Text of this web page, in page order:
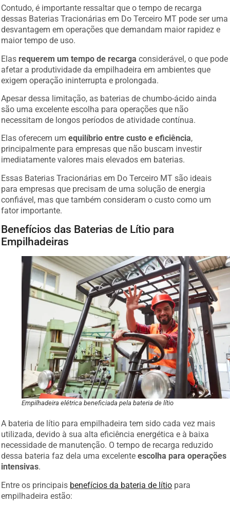
Contudo, é importante ressaltar que o tempo de recarga
dessas Baterias Tracionárias em Do Terceiro MT pode ser uma
desvantagem em operações que demandam maior rapidez e
maior tempo de uso.
Elas requerem um tempo de recarga considerável, o que pode
afetar a produtividade da empilhadeira em ambientes que
exigem operação ininterrupta e prolongada.
Apesar dessa limitação, as baterias de chumbo-ácido ainda
são uma excelente escolha para operações que não
necessitam de longos períodos de atividade contínua.
Elas oferecem umequilíbrio entre custo e eficiência
principalmente para empresas que não buscam investir
imediatamente valores mais elevados em baterias.
Essas Baterias Tracionárias em Do Terceiro MT são ideais
para empresas que precisam de uma solução de energia
confiável, mas que também consideram o custo como um
fator importante.
Benefícios das Baterias de Lítio para
Empilhadeiras
Empilhadeira elétrica beneficiada pela bateria de lítio
A bateria de lítio para empilhadeira tem sido cada vez mais
utilizada, devido à sua alta eficiência energética e à baixa
necessidade de manutenção. O tempo de recarga reduzido
dessa bateria faz dela uma excelenteescolha para operações
intensivas
Entre os principais benefícios da bateria de lítio para
empilhadeira estão: